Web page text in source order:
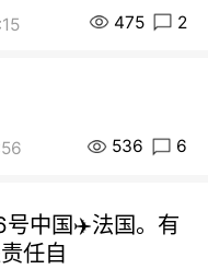
475 2
536 6
中国✈️法国。有
任自